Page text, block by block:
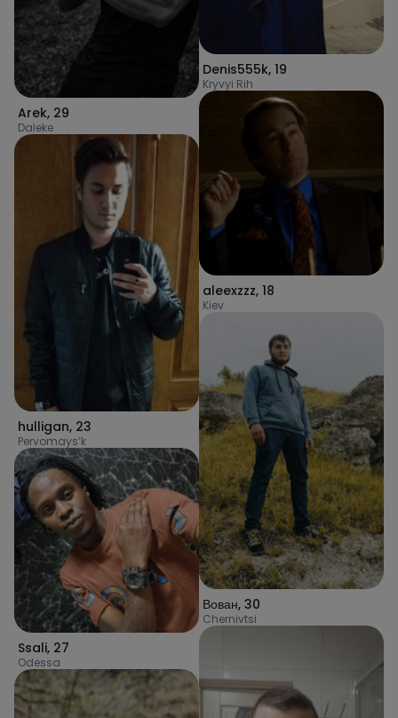
Arek, 29
Daleke
hulligan, 23
Pervomays’k
Ssali, 27
Odessa
Denis555k, 19
Kryvyi Rih
aleexzzz, 18
Kiev
Вован, 30
Chernivtsi